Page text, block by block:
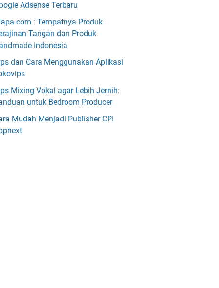
Adsense Terbaru
: Tempatnya Produk
Tangan dan Produk
Indonesia
dan Cara Menggunakan Aplikasi
Mixing Vokal agar Lebih Jernih:
untuk Bedroom Producer
Mudah Menjadi Publisher CPI